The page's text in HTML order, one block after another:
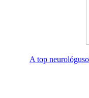
A top